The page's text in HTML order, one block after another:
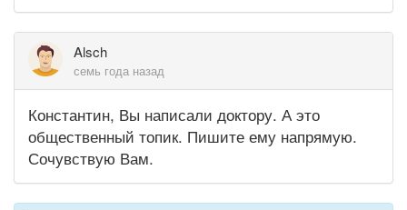
Alsch
семь года назад
Константин, Вы написали доктору. А это
общественный топик. Пишите ему напрямую.
Сочувствую Вам.